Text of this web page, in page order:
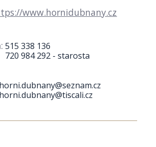
www.hornidubnany.cz
515 338 136
720 984 292 - starosta
horni.dubnany@seznam.cz
horni.dubnany@tiscali.cz